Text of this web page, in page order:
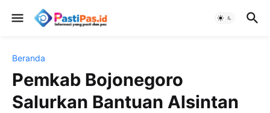
Beranda
Pemkab Bojonegoro
Salurkan Bantuan Alsintan